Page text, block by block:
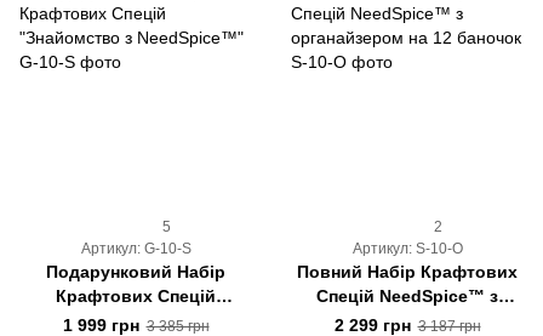
5
Артикул: G-10-S
Подарунковий Набір
Крафтових Спецій
"Знайомство з
1 999 грн 3 385 грн
2
Артикул: S-10-O
Повний Набір Крафтових
Спецій NeedSpice™ з
органайзером на 12
2 299 грн 3 187 грн